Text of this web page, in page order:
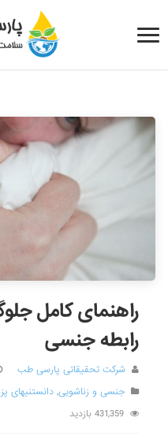
راهنمای کامل
رابطه‌ جنسی
شرکت تحقیقاتی پارسی طب
جنسی و زناشویی,دانستنیهای
431,359 بازدید